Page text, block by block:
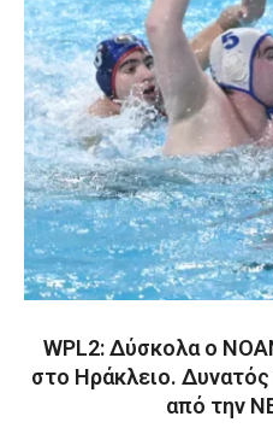
WPL2: Δύσκολα ο
στο Ηράκλειο.
από την